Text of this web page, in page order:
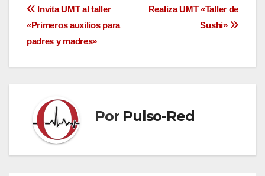
Navegación
de
entradas
Realiza UMT «Taller de
Sushi»
Invita UMT al taller
«Primeros auxilios para
padres y madres»
Por Pulso-Red